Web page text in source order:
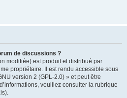
de discussions ?
modifiée) est produit et distribué par
propriétaire. Il est rendu accessible sous
version 2 (GPL-2.0) » et peut être
veuillez consulter la rubrique